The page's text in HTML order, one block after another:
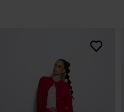
ZAŁÓŻ KONTO